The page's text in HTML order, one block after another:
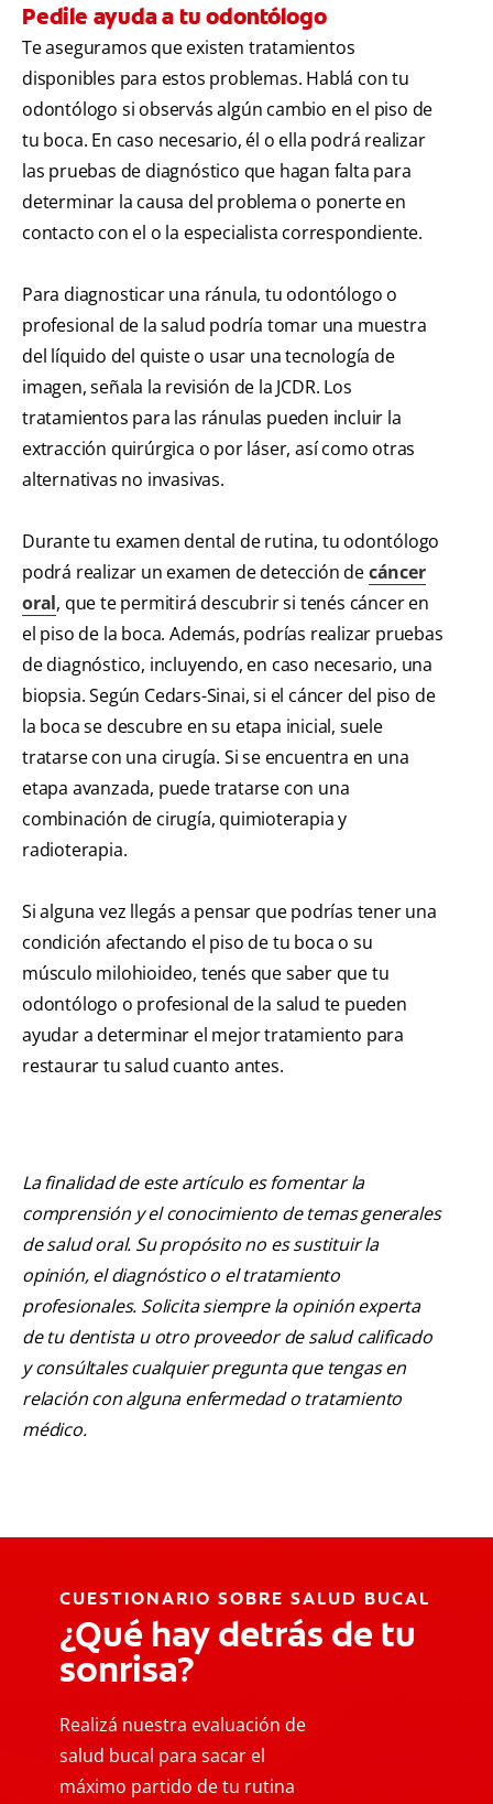
Pedile ayuda a tu odontólogo
Te aseguramos que existen tratamientos
disponibles para estos problemas. Hablá con tu
odontólogo si observás algún cambio en el piso de
tu boca. En caso necesario, él o ella podrá realizar
las pruebas de diagnóstico que hagan falta para
determinar la causa del problema o ponerte en
contacto con el o la especialista correspondiente.
Para diagnosticar una ránula, tu odontólogo o
profesional de la salud podría tomar una muestra
del líquido del quiste o usar una tecnología de
imagen, señala la revisión de la JCDR. Los
tratamientos para las ránulas pueden incluir la
extracción quirúrgica o por láser, así como otras
alternativas no invasivas.
Durante tu examen dental de rutina, tu odontólogo
podrá realizar un examen de detección decáncer
oral, que te permitirá descubrir si tenés cáncer en
el piso de la boca. Además, podrías realizar pruebas
de diagnóstico, incluyendo, en caso necesario, una
biopsia. Según Cedars-Sinai, si el cáncer del piso de
la boca se descubre en su etapa inicial, suele
tratarse con una cirugía. Si se encuentra en una
etapa avanzada, puede tratarse con una
combinación de cirugía, quimioterapia y
radioterapia.
Si alguna vez llegás a pensar que podrías tener una
condición afectando el piso de tu boca o su
músculo milohioideo, tenés que saber que tu
odontólogo o profesional de la salud te pueden
ayudar a determinar el mejor tratamiento para
restaurar tu salud cuanto antes.
La finalidad de este artículo es fomentar la
comprensión y el conocimiento de temas generales
de salud oral. Su propósito no es sustituir la
opinión, el diagnóstico o el tratamiento
profesionales. Solicita siempre la opinión experta
de tu dentista u otro proveedor de salud calificado
y consúltales cualquier pregunta que tengas en
relación con alguna enfermedad o tratamiento
médico.
CUESTIONARIO SOBRE SALUD BUCAL
¿Qué hay detrás de tu
sonrisa?
Realizá nuestra evaluación de
salud bucal para sacar el
máximo partido de tu rutina